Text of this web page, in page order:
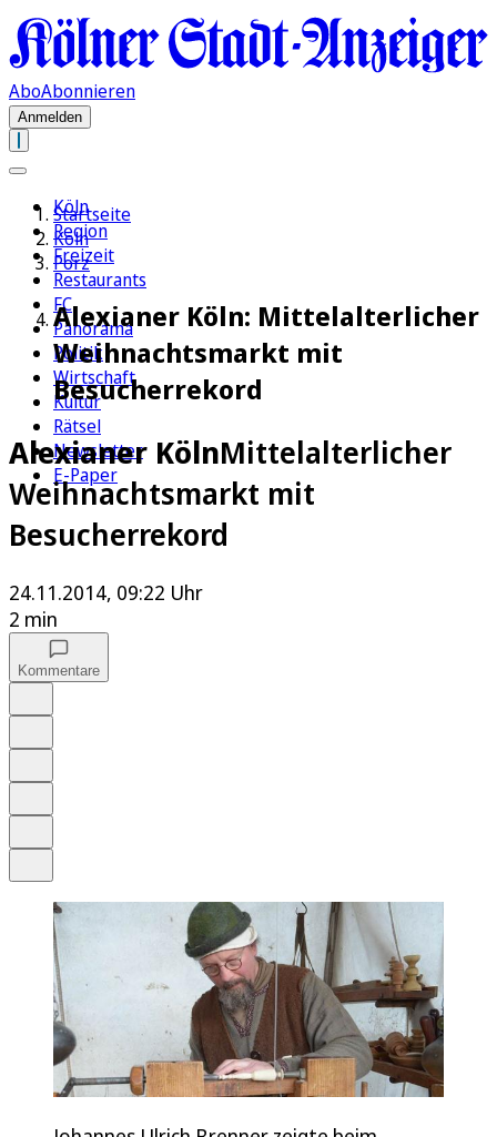
AboAbonnieren
Anmelden
Köln
Region
Freizeit
Restaurants
FC
Panorama
Politik
Wirtschaft
Kultur
Rätsel
Newsletter
E-Paper
Startseite
Köln
Porz
Alexianer Köln: Mittelalterlicher
Weihnachtsmarkt mit
Besucherrekord
Alexianer KölnMittelalterlicher
Weihnachtsmarkt mit
Besucherrekord
24.11.2014, 09:22 Uhr
2 min
Kommentare